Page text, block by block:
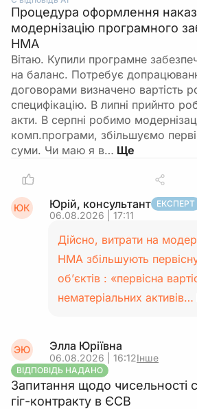
Процедура оформлення
модернізацію програмного
НМА
Вітаю. Купили програмне
на баланс. Потребує
договорами визначено вартість
специфікацію. В липні прийнто
акти. В серпні робимо
комп.програми, збільшуємо
суми. Чи маю я в…
ЮК Юрій, консультант ЕКСПЕРТ
06.08.2026 | 17:11
Дійсно, витрати на
НМА збільшують
об’єктів : «первісна
нематеріальних активів…
ЭЮ Элла Юріївна
06.08.2026 | 16:12Інше
ВІДПОВІДЬ НАДАНО
Запитання щодо чисельності
гіг-контракту в ЄСВ